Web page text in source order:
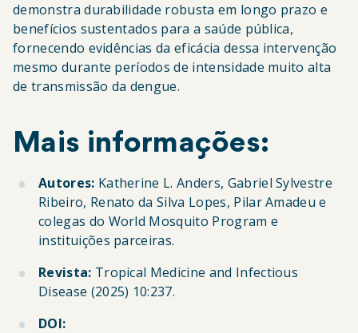
demonstra durabilidade robusta em longo prazo e
benefícios sustentados para a saúde pública,
fornecendo evidências da eficácia dessa intervenção
mesmo durante períodos de intensidade muito alta
de transmissão da dengue.
Mais informações:
Autores: Katherine L. Anders, Gabriel Sylvestre
Ribeiro, Renato da Silva Lopes, Pilar Amadeu e
colegas do World Mosquito Program e
instituições parceiras.
Revista: Tropical Medicine and Infectious
Disease (2025) 10:237.
DOI: